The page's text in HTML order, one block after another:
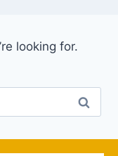
looking for.